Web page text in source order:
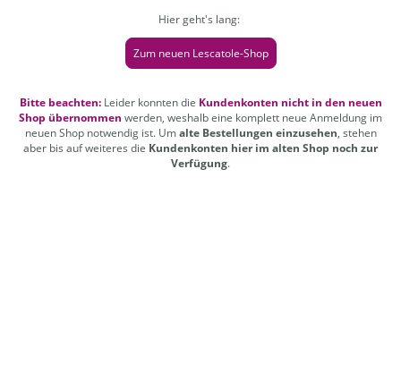
Hier geht's lang:
Zum neuen Lescatole-Shop
Bitte beachten:Leider konnten die Kundenkonten nicht in den neuen
Shop übernommen werden, weshalb eine komplett neue Anmeldung im
neuen Shop notwendig ist. Umalte Bestellungen einzusehen, stehen
aber bis auf weiteres die Kundenkonten hier im alten Shop noch zur
Verfügung.